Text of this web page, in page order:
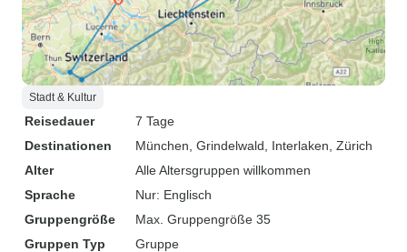
Stadt & Kultur
Reisedauer
7 Tage
Destinationen
München , Grindelwald , Interlaken , Zürich
Alter
Alle Altersgruppen willkommen
Sprache
Nur: Englisch
Gruppengröße
Max. Gruppengröße 35
Gruppen Typ
Gruppe